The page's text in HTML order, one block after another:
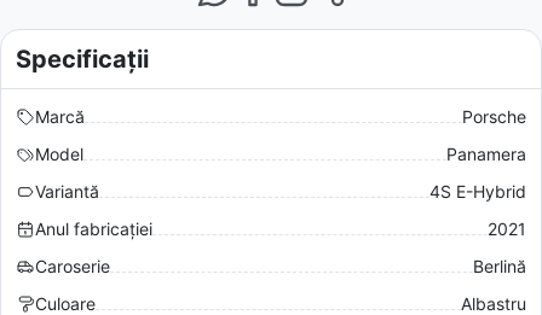
Specificații
Marcă
Porsche
Model
Panamera
Variantă
4S E-Hybrid
Anul fabricației
2021
Caroserie
Berlină
Culoare
Albastru